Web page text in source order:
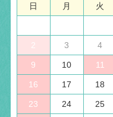
日 月 火
2 3 4
9 10 11
16 17 18
23 24 25